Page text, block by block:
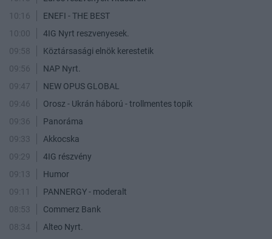
10:16
ENEFI - THE BEST
10:00
4IG Nyrt reszvenyesek.
09:58
Köztársasági elnök kerestetik
09:56
NAP Nyrt.
09:47
NEW OPUS GLOBAL
09:46
Orosz - Ukrán háború - trollmentes topik
09:36
Panoráma
09:33
Akkocska
09:29
4IG részvény
09:13
Humor
09:11
PANNERGY - moderalt
08:53
Commerz Bank
08:34
Alteo Nyrt.